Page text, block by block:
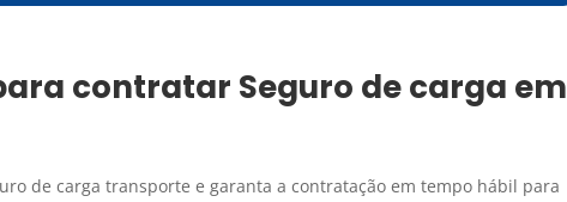
contratar Seguro de carga em
de carga transporte e garanta a contratação em tempo hábil para